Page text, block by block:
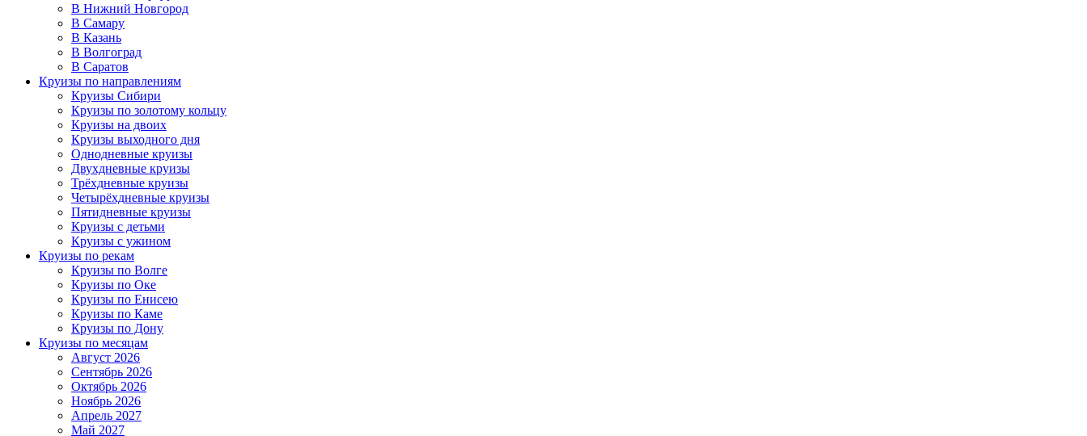
В Нижний Новгород
В Самару
В Казань
В Волгоград
В Саратов
Круизы по направлениям
Круизы Сибири
Круизы по золотому кольцу
Круизы на двоих
Круизы выходного дня
Однодневные круизы
Двухдневные круизы
Трёхдневные круизы
Четырёхдневные круизы
Пятидневные круизы
Круизы с детьми
Круизы с ужином
Круизы по рекам
Круизы по Волге
Круизы по Оке
Круизы по Енисею
Круизы по Каме
Круизы по Дону
Круизы по месяцам
Август 2026
Сентябрь 2026
Октябрь 2026
Ноябрь 2026
Апрель 2027
Май 2027